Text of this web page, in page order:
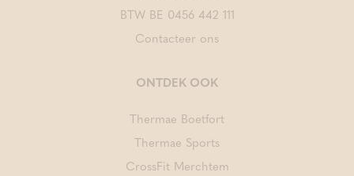
BTW BE 0456 442 111
Contacteer ons
ONTDEK OOK
Thermae Boetfort
Thermae Sports
CrossFit Merchtem